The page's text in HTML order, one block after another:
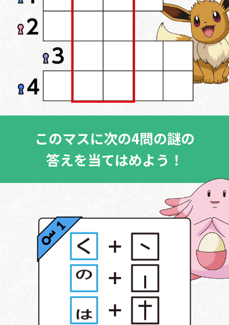
このマスに次の4問の謎の
答えを当てはめよう！